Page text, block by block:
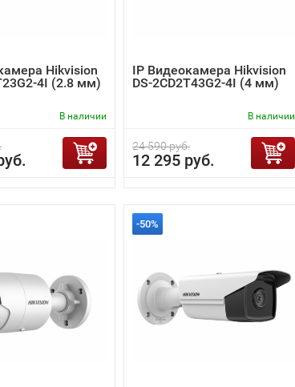
Hikvision
4I (2.8 мм)
В наличии
IP Видеокамера Hikvision
DS-2CD2T43G2-4I (4 мм)
В наличии
24 590 руб.
12 295 руб.
-50%